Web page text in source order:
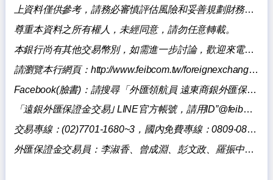
上資料僅供參考，請務必審慎評估風險和妥善規劃財務，本銀行不負擔盈虧之法律責任。
尊重本資料之所有權人，未經同意，請勿任意轉載。
本銀行尚有其他交易幣別，如需進一步討論，歡迎來電洽詢。
請瀏覽本行網頁： http://www.feibcom.tw/foreignexchange/index.aspxq
Facebook(臉書)：請搜尋「 外匯領航員 遠東商銀外匯保證金交易」
「遠銀外匯保證金交易｣ LINE官方帳號，請用ID”@feibmargintrading”搜尋加入。
交易專線：(02)7701-1680~3，國內免費專線：0809-085818。
外匯保證金交易員：李淑香、曾成淵、彭文政、羅振中、陳壯華、陳泓宇。